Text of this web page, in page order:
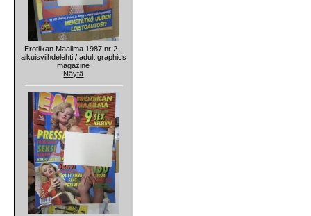
Erotiikan Maailma 1987 nr 2 -
aikuisviihdelehti / adult graphics
magazine
Näytä